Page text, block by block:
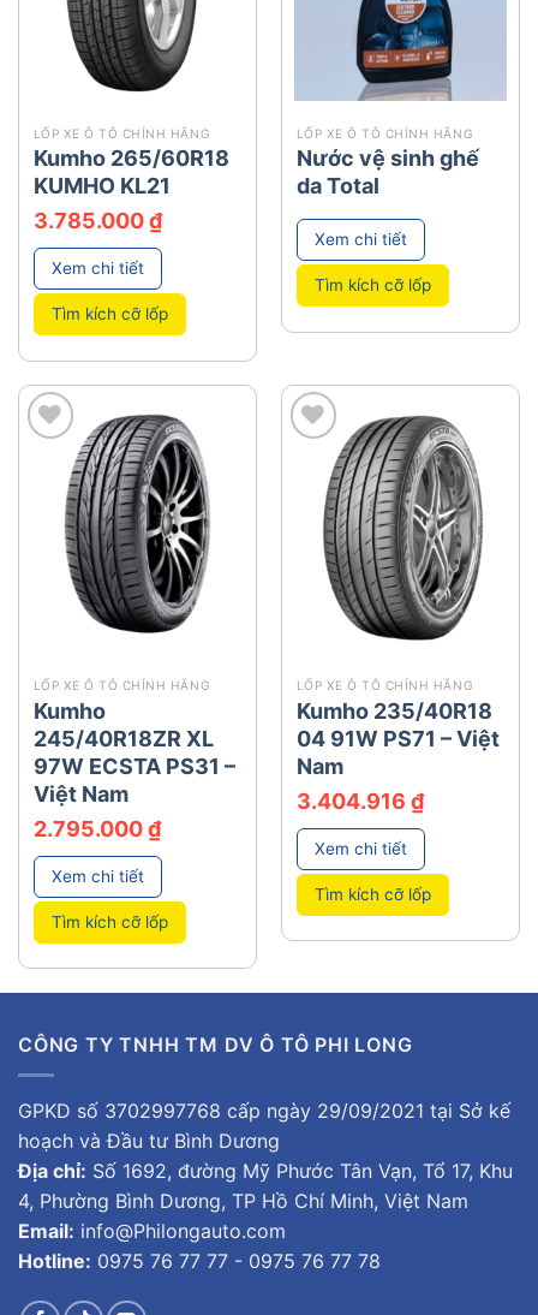
LỐP XE Ô TÔ CHÍNH HÃNG
Kumho 265/60R18
KUMHO KL21
3.785.000₫
Xem chi tiết
Tìm kích cỡ lốp
LỐP XE Ô TÔ CHÍNH HÃNG
Nước vệ sinh ghế
da Total
Xem chi tiết
Tìm kích cỡ lốp
LỐP XE Ô TÔ CHÍNH HÃNG
Kumho
245/40R18ZR XL
97W ECSTA PS31 –
Việt Nam
2.795.000₫
Xem chi tiết
Tìm kích cỡ lốp
LỐP XE Ô TÔ CHÍNH HÃNG
Kumho 235/40R18
04 91W PS71 – Việt
Nam
3.404.916 ₫
Xem chi tiết
Tìm kích cỡ lốp
CÔNG TY TNHH TM DV Ô TÔ PHI LONG
GPKD số 3702997768 cấp ngày 29/09/2021 tại Sở kế
hoạch và Đầu tư Bình Dương
Địa chỉ: Số 1692, đường Mỹ Phước Tân Vạn, Tổ 17, Khu
4, Phường Bình Dương, TP Hồ Chí Minh, Việt Nam
Email: info@Philongauto.com
Hotline: 0975 76 77 77 - 0975 76 77 78